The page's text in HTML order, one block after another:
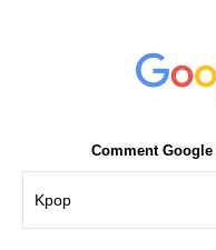
Comment